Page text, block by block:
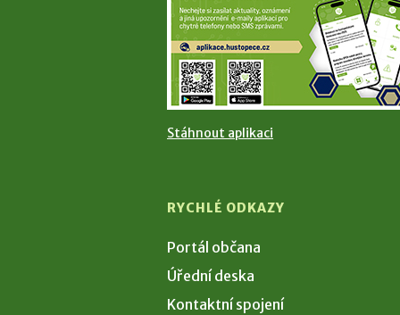
Stáhnout aplikaci
RYCHLÉ ODKAZY
Portál občana
Úřední deska
Kontaktní spojení